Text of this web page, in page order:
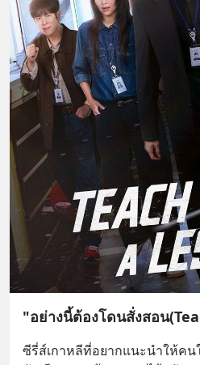
"อย่างนี้ต้องโดนสั่งสอน
ซีรี่ส์เกาหลีที่อยากแนะนำให้คน